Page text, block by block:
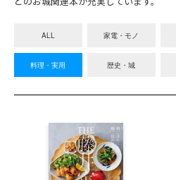
ALL 家電・モノ
料理・実用 歴史・城